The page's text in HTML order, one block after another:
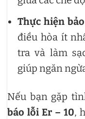
Thực hiện
điều hòa ít
tra và làm
giúp ngăn
Nếu bạn gặp
báo lỗi Er – 10,